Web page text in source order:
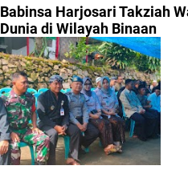
Babinsa Harjosari Takziah
Dunia di Wilayah Binaan